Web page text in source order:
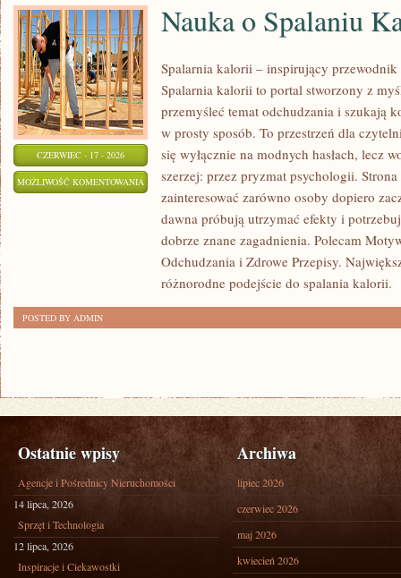
CZERWIEC - 17 - 2026
MOŻLIWOŚĆ KOMENTOWANIA NAUKA
SPALANIU
KALORII
Nauka o Spalaniu
Spalarnia kalorii – inspirujący przewodnik
Spalarnia kalorii to portal stworzony z
przemyśleć temat odchudzania i szukają
w prosty sposób. To przestrzeń dla
się wyłącznie na modnych hasłach, lecz
szerzej: przez pryzmat psychologii.
zainteresować zarówno osoby dopiero
dawna próbują utrzymać efekty i
dobrze znane zagadnienia. Polecam
Odchudzania i Zdrowe Przepisy.
różnorodne podejście do spalania kalorii.
POSTED BY ADMIN
Ostatnie wpisy
Agencje i Pośrednicy Nieruchomości
14 lipca, 2026
Sprzęt i Technologia
12 lipca, 2026
Inspiracje i Ciekawostki
Archiwa
lipiec 2026
czerwiec 2026
maj 2026
kwiecień 2026